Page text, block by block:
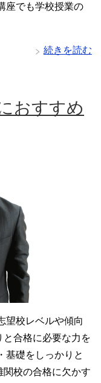
座でも学校授業の
続きを読む
おすすめ
望校レベルや傾向
合格に必要な力を
基礎をしっかりと
校の合格に欠かす